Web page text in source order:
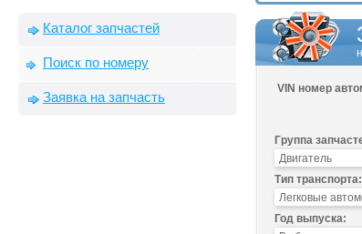
Каталог запчастей
Поиск по номеру
Заявка на запчасть
VIN номер
Группа
Тип транспорта:
Год выпуска: